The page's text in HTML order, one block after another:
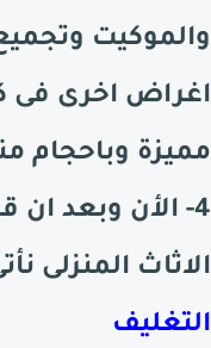
والموكيت
اغراض اخرى فى
مميزة وباحجام
4- الأن وبعد
الاثاث المنزلى
التغليف